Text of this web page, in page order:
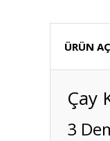
ÜRÜN
Çay
3